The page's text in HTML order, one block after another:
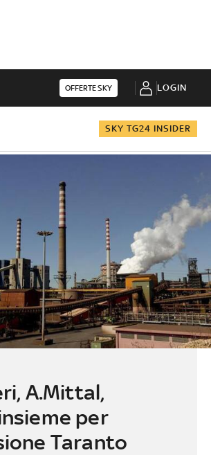
OFFERTE SKY LOGIN
SKY TG24 INSIDER
A.Mittal,
per
Taranto